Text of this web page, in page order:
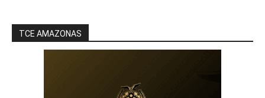
TCE AMAZONAS